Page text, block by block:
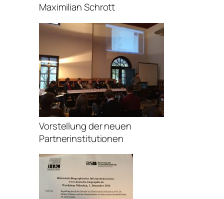
Maximilian Schrott
Vorstellung der neuen
Partnerinstitutionen